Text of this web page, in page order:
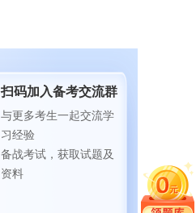
扫码加入备考交流群
与更多考生一起交流学
习经验
备战考试，获取试题及
资料